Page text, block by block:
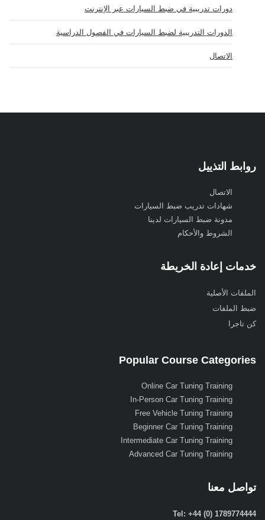
دورات تدريبية في ضبط السيارات عبر الإنترنت
الدورات التدريبية لضبط السيارات في الفصول الدراسية
الاتصال
روابط التذييل
الاتصال
شهادات تدريب ضبط السيارات
مدونة ضبط السيارات لدينا
الشروط والأحكام
خدمات إعادة الخريطة
الملفات الأصلية
ضبط الملفات
كن تاجرا
Popular Course Categories
Online Car Tuning Training
In-Person Car Tuning Training
Free Vehicle Tuning Training
Beginner Car Tuning Training
Intermediate Car Tuning Training
Advanced Car Tuning Training
تواصل معنا
Tel: +44 (0) 1789774444